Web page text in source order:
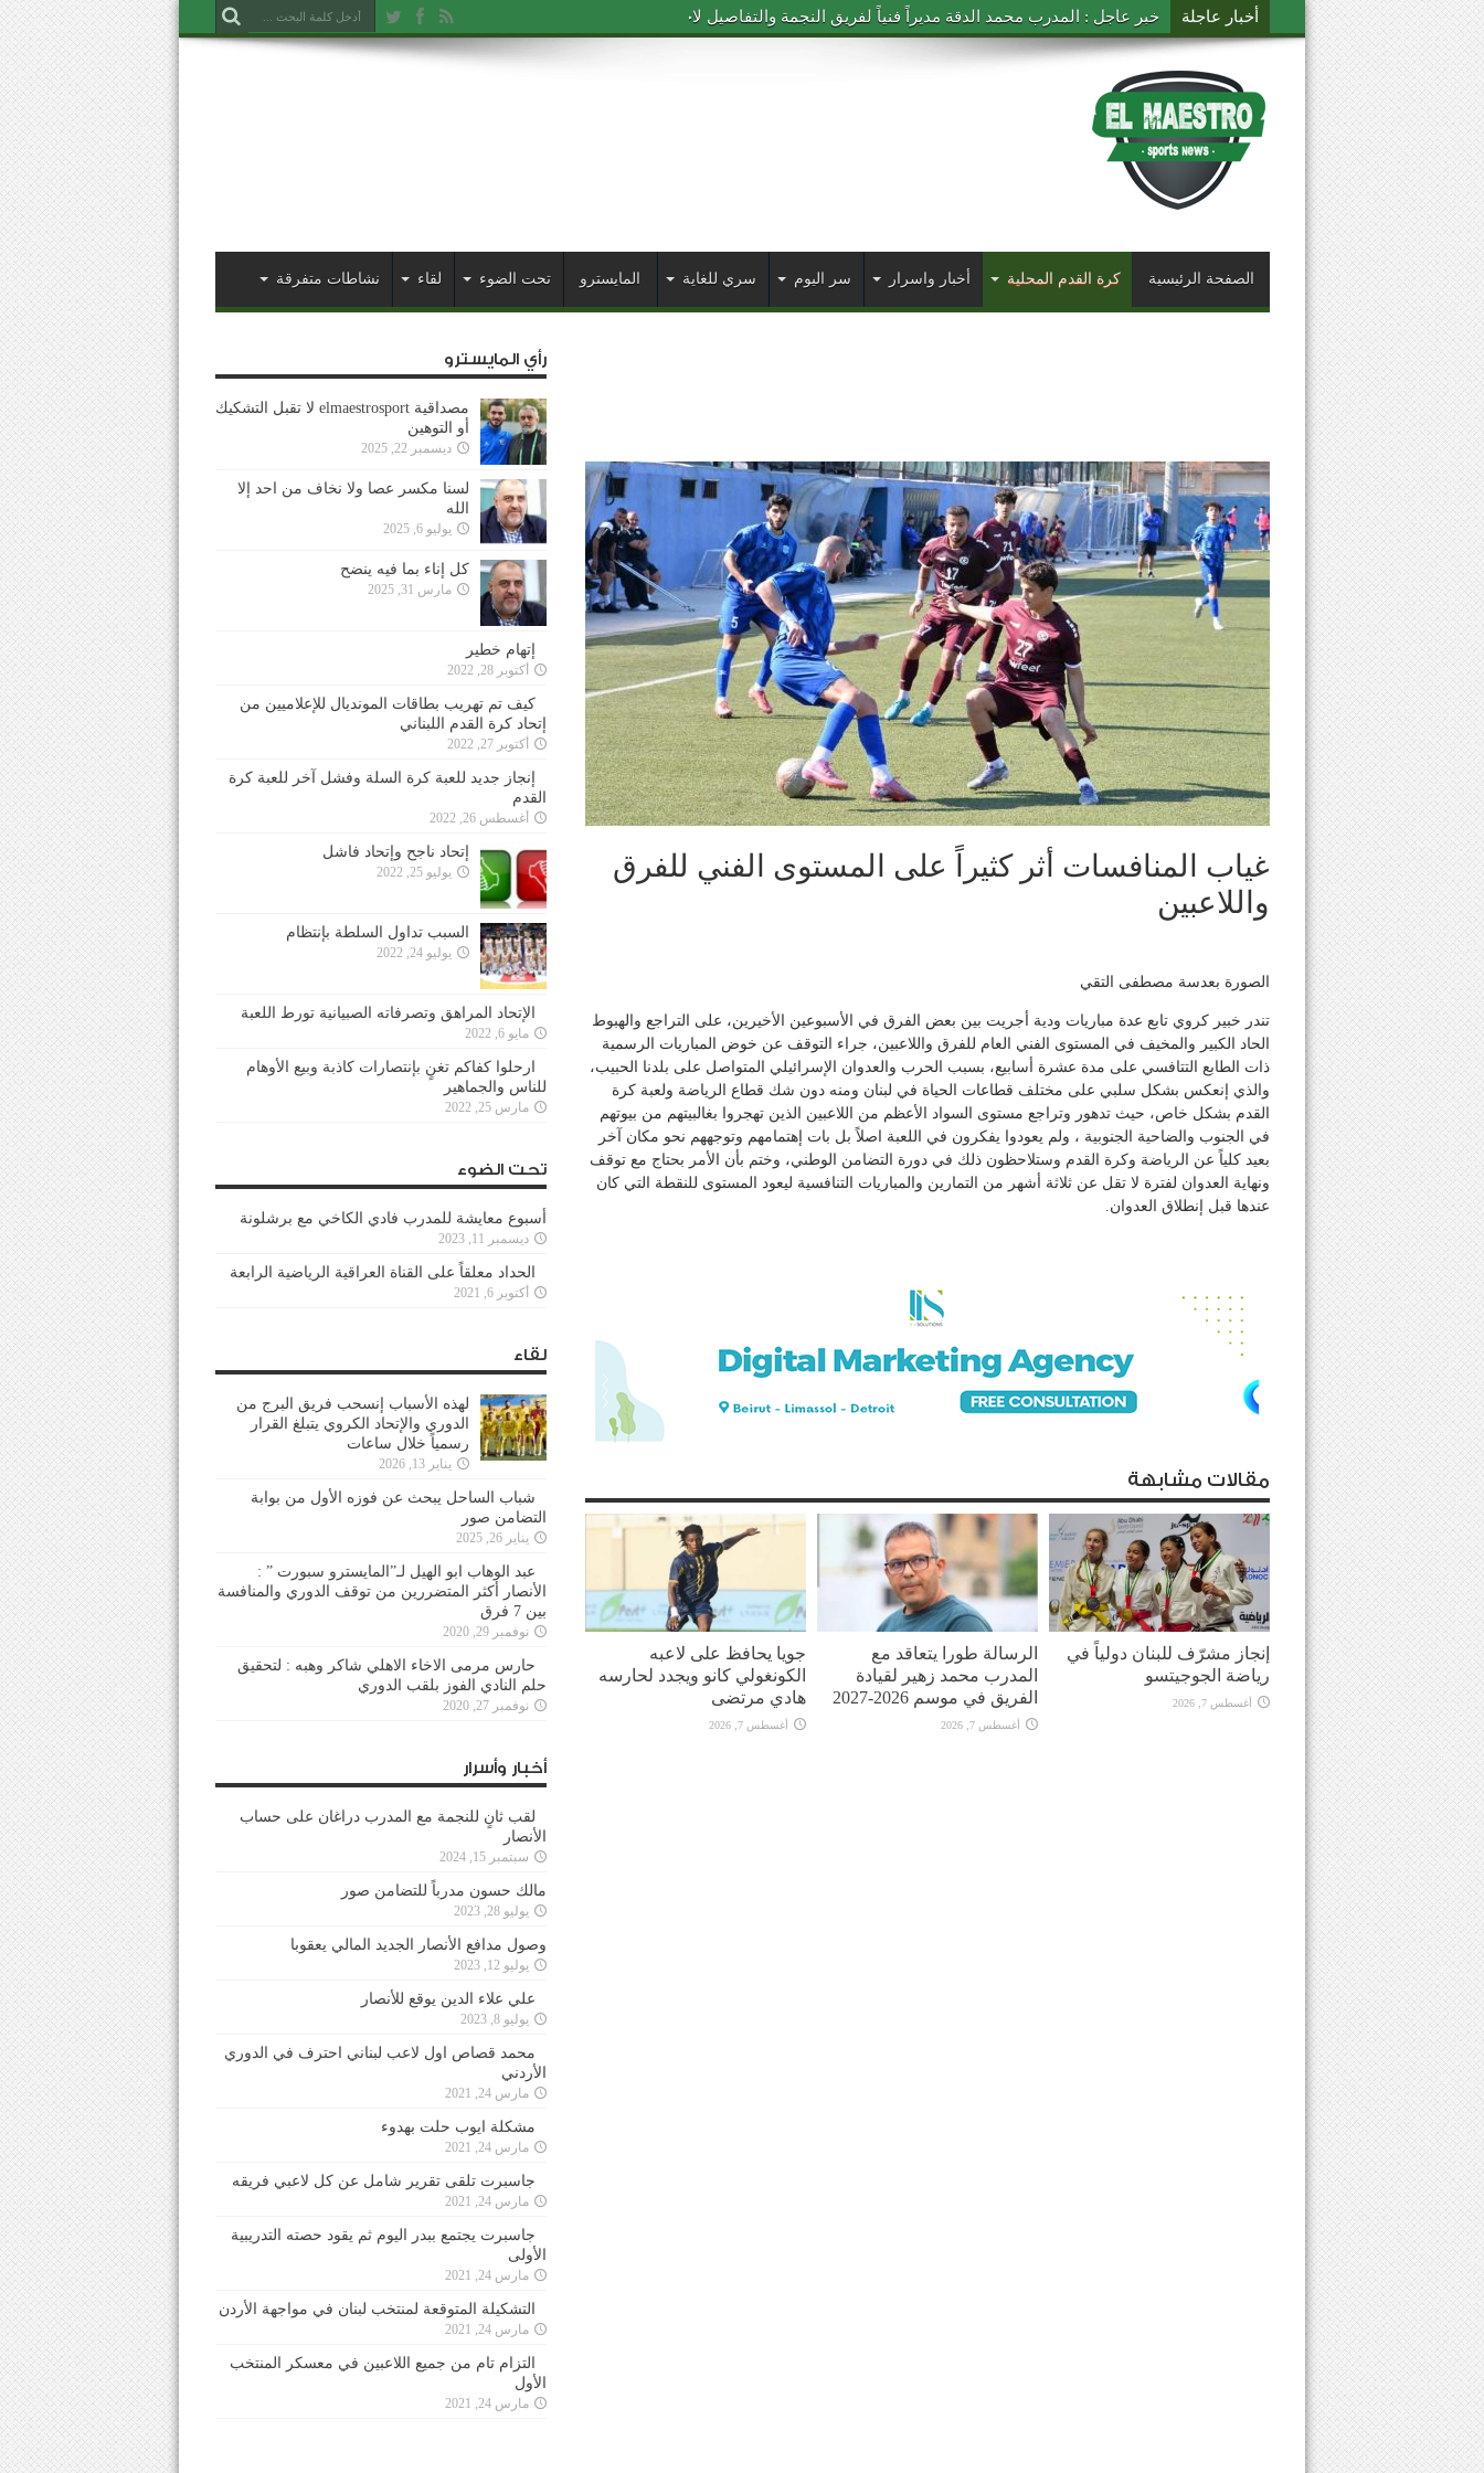
أخبار عاجلة خبر عاجل : المدرب محمد الدقة مديراً فنياً لفريق النجمة والتفاصيل لاحقاً
الصفحة الرئيسية كرة القدم المحلية أخبار واسرار سر اليوم سري للغاية المايسترو تحت الضوء لقاء نشاطات متفرقة
غياب المنافسات أثر كثيراً على المستوى الفني للفرق
واللاعبين
الصورة بعدسة مصطفى التقي
تندر خبير كروي تابع عدة مباريات ودية أجريت بين بعض الفرق في الأسبوعين الأخيرين، على التراجع والهبوط
الحاد الكبير والمخيف في المستوى الفني العام للفرق واللاعبين، جراء التوقف عن خوض المباريات الرسمية
ذات الطابع التتافسي على مدة عشرة أسابيع، بسبب الحرب والعدوان الإسرائيلي المتواصل على بلدنا الحبيب،
والذي إنعكس بشكل سلبي على مختلف قطاعات الحياة في لبنان ومنه دون شك قطاع الرياضة ولعبة كرة
القدم بشكل خاص، حيث تدهور وتراجع مستوى السواد الأعظم من اللاعبين الذين تهجروا بغالبيتهم من بيوتهم
في الجنوب والضاحية الجنوبية ، ولم يعودوا يفكرون في اللعبة اصلاً بل بات إهتمامهم وتوجههم نحو مكان آخر
بعيد كلياً عن الرياضة وكرة القدم وستلاحظون ذلك في دورة التضامن الوطني، وختم بأن الأمر بحتاج مع توقف
ونهاية العدوان لفترة لا تقل عن ثلاثة أشهر من التمارين والمباريات التنافسية ليعود المستوى للنقطة التي كان
عندها قبل إنطلاق العدوان.
مقالات مشابهة
إنجاز مشرّف للبنان دولياً في
رياضة الجوجيتسو
أغسطس 7, 2026
الرسالة طورا يتعاقد مع
المدرب محمد زهير لقيادة
الفريق في موسم 2026-2027
أغسطس 7, 2026
جويا يحافظ على لاعبه
الكونغولي كانو ويجدد لحارسه
هادي مرتضى
أغسطس 7, 2026
رأي المايسترو
مصداقية elmaestrosport لا تقبل التشكيك
أو التوهين
ديسمبر 22, 2025
لسنا مكسر عصا ولا نخاف من احد إلا
الله
يوليو 6, 2025
كل إناء بما فيه ينضح
مارس 31, 2025
إتهام خطير
أكتوبر 28, 2022
كيف تم تهريب بطاقات المونديال للإعلاميين من
إتحاد كرة القدم اللبناني
أكتوبر 27, 2022
إنجاز جديد للعبة كرة السلة وفشل آخر للعبة كرة
القدم
أغسطس 26, 2022
إتحاد ناجح وإتحاد فاشل
يوليو 25, 2022
السبب تداول السلطة بإنتظام
يوليو 24, 2022
الإتحاد المراهق وتصرفاته الصبيانية تورط اللعبة
مايو 6, 2022
ارحلوا كفاكم تغنٍ بإنتصارات كاذبة وبيع الأوهام
للناس والجماهير
مارس 25, 2022
تحت الضوء
أسبوع معايشة للمدرب فادي الكاخي مع برشلونة
ديسمبر 11, 2023
الحداد معلقاً على القناة العراقية الرياضية الرابعة
أكتوبر 6, 2021
لقاء
لهذه الأسباب إنسحب فريق البرج من
الدوري والإتحاد الكروي يتبلغ القرار
رسمياً خلال ساعات
يناير 13, 2026
شباب الساحل يبحث عن فوزه الأول من بوابة
التضامن صور
يناير 26, 2025
عبد الوهاب ابو الهيل لـ”المايسترو سبورت ” :
الأنصار أكثر المتضررين من توقف الدوري والمنافسة
بين 7 فرق
نوفمبر 29, 2020
حارس مرمى الاخاء الاهلي شاكر وهبه : لتحقيق
حلم النادي الفوز بلقب الدوري
نوفمبر 27, 2020
أخبار وأسرار
لقب ثانٍ للنجمة مع المدرب دراغان على حساب
الأنصار
سبتمبر 15, 2024
مالك حسون مدرباً للتضامن صور
يوليو 28, 2023
وصول مدافع الأنصار الجديد المالي يعقوبا
يوليو 12, 2023
علي علاء الدين يوقع للأنصار
يوليو 8, 2023
محمد قصاص اول لاعب لبناني احترف في الدوري
الأردني
مارس 24, 2021
مشكلة ايوب حلت بهدوء
مارس 24, 2021
جاسبرت تلقى تقرير شامل عن كل لاعبي فريقه
مارس 24, 2021
جاسبرت يجتمع ببدر اليوم ثم يقود حصته التدريبية
الأولى
مارس 24, 2021
التشكيلة المتوقعة لمنتخب لبنان في مواجهة الأردن
مارس 24, 2021
التزام تام من جميع اللاعبين في معسكر المنتخب
الأول
مارس 24, 2021